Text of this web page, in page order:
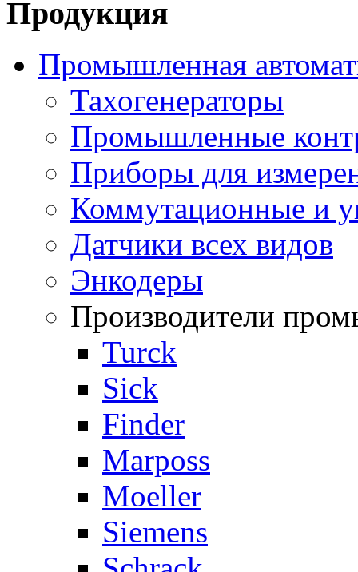
Продукция
Промышленная
Тахогенераторы
Промышленные
Приборы для
Коммутационные и
Датчики всех видов
Энкодеры
Производители
Turck
Sick
Finder
Marposs
Moeller
Siemens